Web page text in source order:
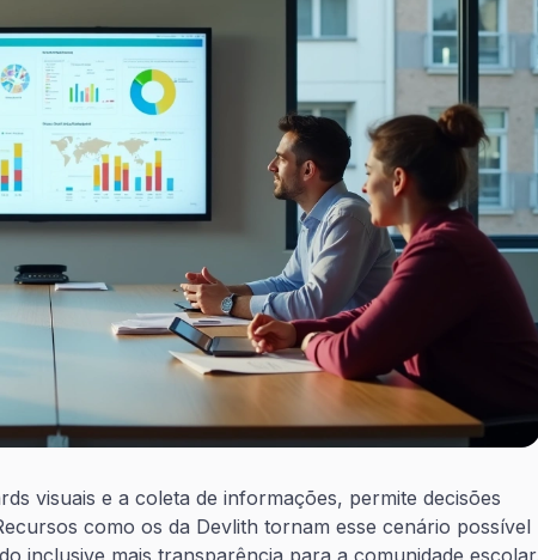
visuais e a coleta de informações, permite decisões
como os da Devlith tornam esse cenário possível